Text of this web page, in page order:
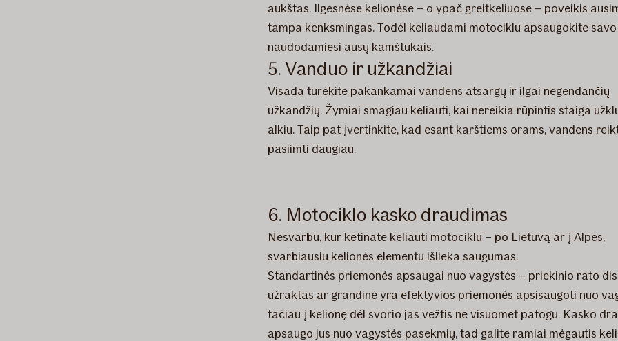
aukštas. Ilgesnėse kelionėse – o ypač greitkeliuose – poveikis
tampa kenksmingas. Todėl keliaudami motociklu apsaugokite
naudodamiesi ausų kamštukais.
5. Vanduo ir užkandžiai
Visada turėkite pakankamai vandens atsargų ir ilgai negendančių
užkandžių. Žymiai smagiau keliauti, kai nereikia rūpintis staiga
alkiu. Taip pat įvertinkite, kad esant karštiems orams, vandens
pasiimti daugiau.
6. Motociklo kasko draudimas
Nesvarbu, kur ketinate keliauti motociklu – po Lietuvą ar į Alpes,
svarbiausiu kelionės elementu išlieka saugumas.
Standartinės priemonės apsaugai nuo vagystės – priekinio rato
užraktas ar grandinė yra efektyvios priemonės apsisaugoti nuo
tačiau į kelionę dėl svorio jas vežtis ne visuomet patogu. Kasko
apsaugo jus nuo vagystės pasekmių, tad galite ramiai mėgautis